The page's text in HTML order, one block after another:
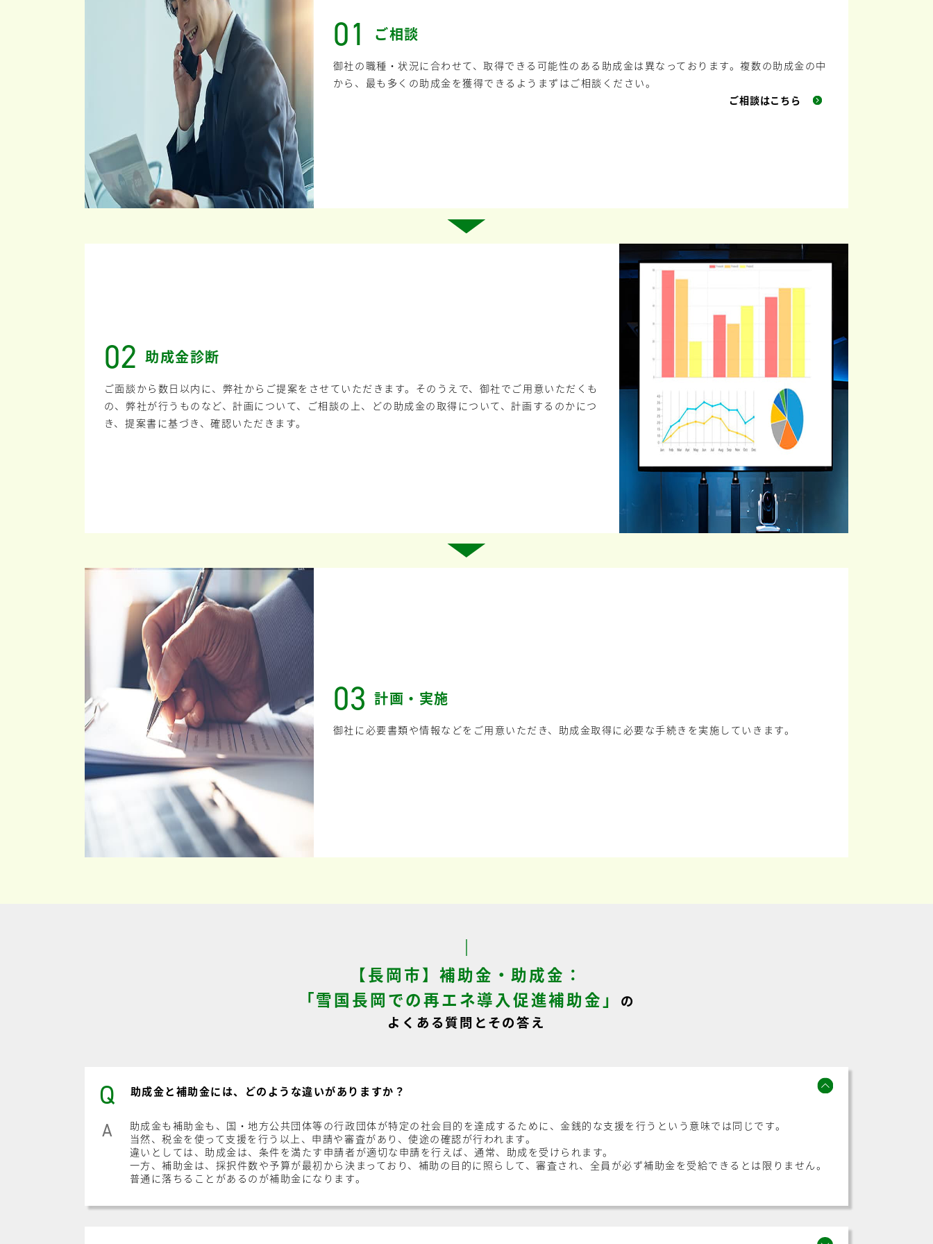
01 ご相談
御社の職種・状況に合わせて、取得できる可能性のある助成金は異なっております。複数の助成金の中
から、最も多くの助成金を獲得できるようまずはご相談ください。
ご相談はこちら
02 助成金診断
ご面談から数日以内に、弊社からご提案をさせていただきます。そのうえで、御社でご用意いただくも
の、弊社が行うものなど、計画について、ご相談の上、どの助成金の取得について、計画するのかにつ
き、提案書に基づき、確認いただきます。
03 計画・実施
御社に必要書類や情報などをご用意いただき、助成金取得に必要な手続きを実施していきます。
【長岡市】補助金・助成金：
「雪国長岡での再エネ導入促進補助金」
の
よくある質問とその答え
Q 助成金と補助金には、どのような違いがありますか？
A
助成金も補助金も、国・地方公共団体等の行政団体が特定の社会目的を達成するために、金銭的な支援を行うという意味では同じです。
当然、税金を使って支援を行う以上、申請や審査があり、使途の確認が行われます。
違いとしては、助成金は、条件を満たす申請者が適切な申請を行えば、通常、助成を受けられます。
一方、補助金は、採択件数や予算が最初から決まっており、補助の目的に照らして、審査され、全員が必ず補助金を受給できるとは限りません。
普通に落ちることがあるのが補助金になります。